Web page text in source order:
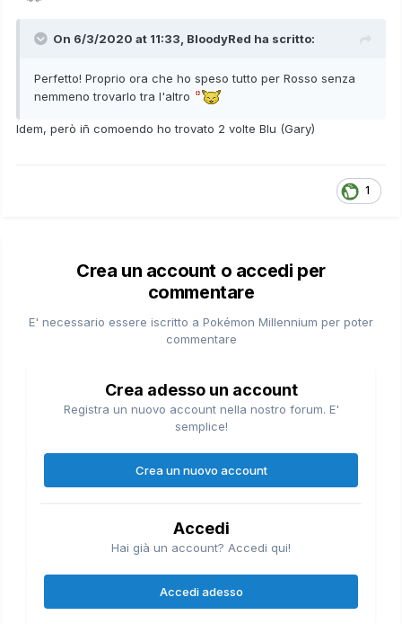
On 6/3/2020 at 11:33, BloodyRed ha scritto:
Perfetto! Proprio ora che ho speso tutto per Rosso senza
nemmeno trovarlo tra l'altro
Idem, però iñ comoendo ho trovato 2 volte Blu (Gary)
1
Crea un account o accedi per
commentare
E' necessario essere iscritto a Pokémon Millennium per poter
commentare
Crea adesso un account
Registra un nuovo account nella nostro forum. E'
semplice!
Crea un nuovo account
Accedi
Hai già un account? Accedi qui!
Accedi adesso